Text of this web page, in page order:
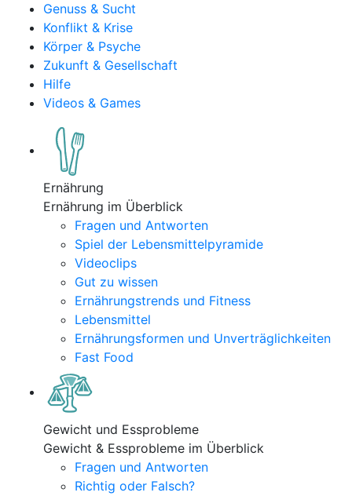
Genuss & Sucht
Konflikt & Krise
Körper & Psyche
Zukunft & Gesellschaft
Hilfe
Videos & Games
Ernährung
Ernährung im Überblick
Fragen und Antworten
Spiel der Lebensmittelpyramide
Videoclips
Gut zu wissen
Ernährungstrends und Fitness
Lebensmittel
Ernährungsformen und Unverträglichkeiten
Fast Food
Gewicht und Essprobleme
Gewicht & Essprobleme im Überblick
Fragen und Antworten
Richtig oder Falsch?